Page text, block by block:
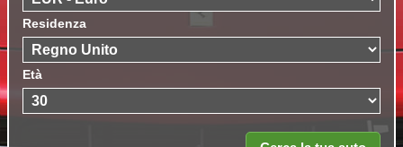
Residenza
Età